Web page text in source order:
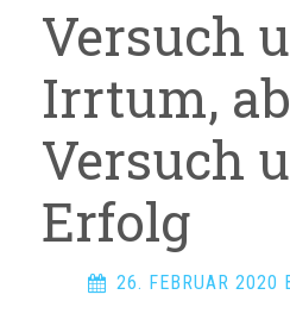
Versuch
Irrtum,
Versuch
Erfolg
26. FEBRUAR 2020